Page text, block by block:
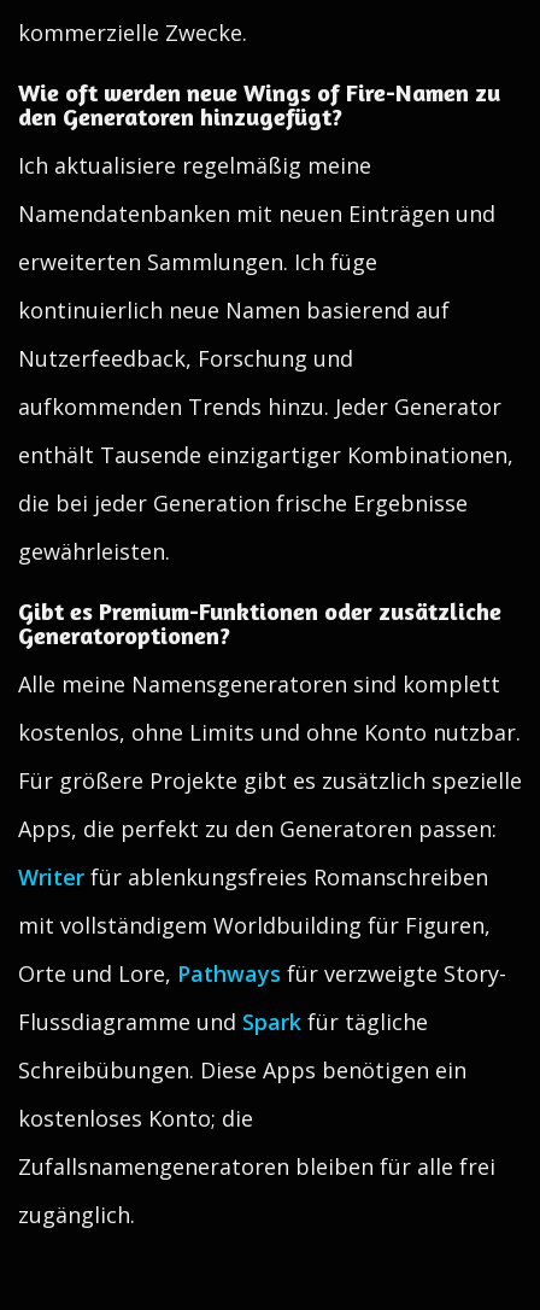
kommerzielle Zwecke.
Wie oft werden neue Wings of Fire-Namen zu
den Generatoren hinzugefügt?
Ich aktualisiere regelmäßig meine
Namendatenbanken mit neuen Einträgen und
erweiterten Sammlungen. Ich füge
kontinuierlich neue Namen basierend auf
Nutzerfeedback, Forschung und
aufkommenden Trends hinzu. Jeder Generator
enthält Tausende einzigartiger Kombinationen,
die bei jeder Generation frische Ergebnisse
gewährleisten.
Gibt es Premium-Funktionen oder zusätzliche
Generatoroptionen?
Alle meine Namensgeneratoren sind komplett
kostenlos, ohne Limits und ohne Konto nutzbar.
Für größere Projekte gibt es zusätzlich spezielle
Apps, die perfekt zu den Generatoren passen:
Writer für ablenkungsfreies Romanschreiben
mit vollständigem Worldbuilding für Figuren,
Orte und Lore, Pathways für verzweigte Story-
Flussdiagramme und Spark für tägliche
Schreibübungen. Diese Apps benötigen ein
kostenloses Konto; die
Zufallsnamengeneratoren bleiben für alle frei
zugänglich.